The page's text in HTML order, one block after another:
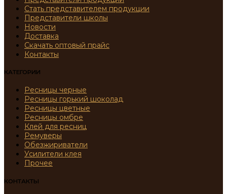
Стать представителем продукции
Представители школы
Новости
Доставка
Скачать оптовый прайс
Контакты
КАТЕГОРИИ
Ресницы черные
Ресницы горький шоколад
Ресницы цветные
Ресницы омбре
Клей для ресниц
Ремуверы
Обезжириватели
Усилители клея
Прочее
КОНТАКТЫ